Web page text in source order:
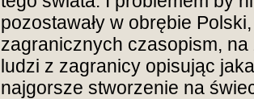
pozostawały w obrębie
zagranicznych czasopism,
ludzi z zagranicy opisując
najgorsze stworzenie na